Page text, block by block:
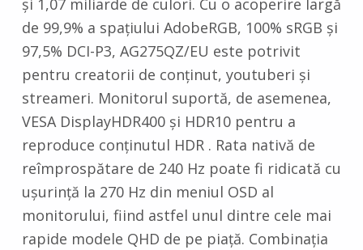
și 1,07 miliarde de culori. Cu o acoperire largă
de 99,9% a spațiului AdobeRGB, 100% sRGB și
97,5% DCI-P3, AG275QZ/EU este potrivit
pentru creatorii de conținut, youtuberi și
streameri. Monitorul suportă, de asemenea,
VESA DisplayHDR400 și HDR10 pentru a
reproduce conținutul HDR . Rata nativă de
reîmprospătare de 240 Hz poate fi ridicată cu
ușurință la 270 Hz din meniul OSD al
monitorului, fiind astfel unul dintre cele mai
rapide modele QHD de pe piață. Combinația